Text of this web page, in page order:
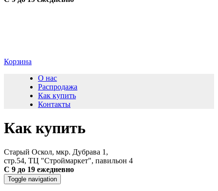
Корзина
О нас
Распродажа
Как купить
Контакты
Как купить
Старый Оскол, мкр. Дубрава 1,
стр.54, ТЦ "Строймаркет", павильон 4
С 9 до 19 ежедневно
Toggle navigation